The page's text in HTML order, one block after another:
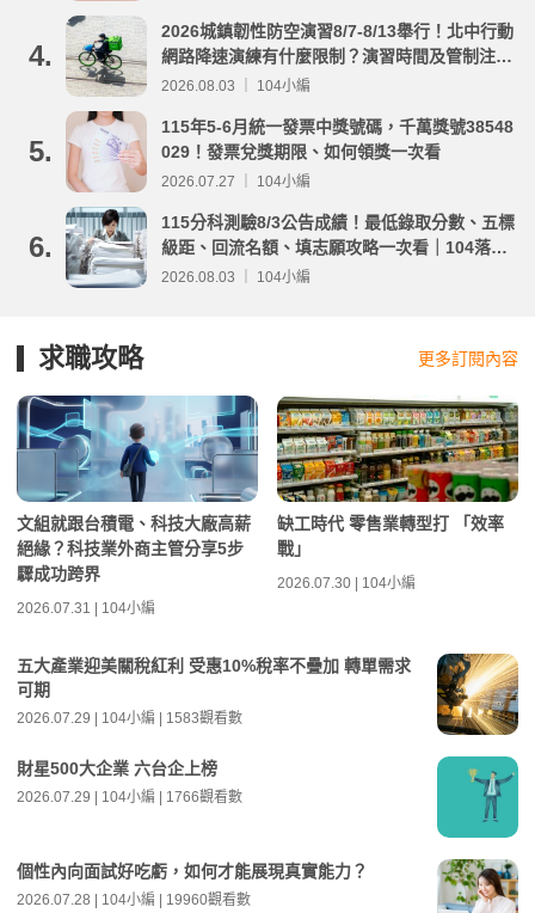
4.
2026城鎮韌性防空演習8/7-8/13舉行！北中行動
網路降速演練有什麼限制？演習時間及管制注意
事項整理
2026.08.03 ｜ 104小編
5.
115年5-6月統一發票中獎號碼，千萬獎號38548
029！發票兌獎期限、如何領獎一次看
2026.07.27 ｜ 104小編
6.
115分科測驗8/3公告成績！最低錄取分數、五標
級距、回流名額、填志願攻略一次看｜104落點
分析
2026.08.03 ｜ 104小編
求職攻略 更多訂閱內容
文組就跟台積電、科技大廠高薪
絕緣？科技業外商主管分享5步
驟成功跨界
2026.07.31 | 104小編
缺工時代 零售業轉型打 「效率
戰」
2026.07.30 | 104小編
五大產業迎美關稅紅利 受惠10%稅率不疊加 轉單需求
可期
2026.07.29 | 104小編 | 1583觀看數
財星500大企業 六台企上榜
2026.07.29 | 104小編 | 1766觀看數
個性內向面試好吃虧，如何才能展現真實能力？
2026.07.28 | 104小編 | 19960觀看數